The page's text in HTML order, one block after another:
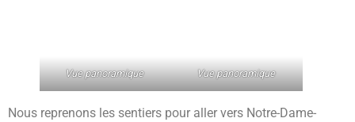
Vue panoramique Vue panoramique
Nous reprenons les sentiers pour aller vers Notre-Dame-